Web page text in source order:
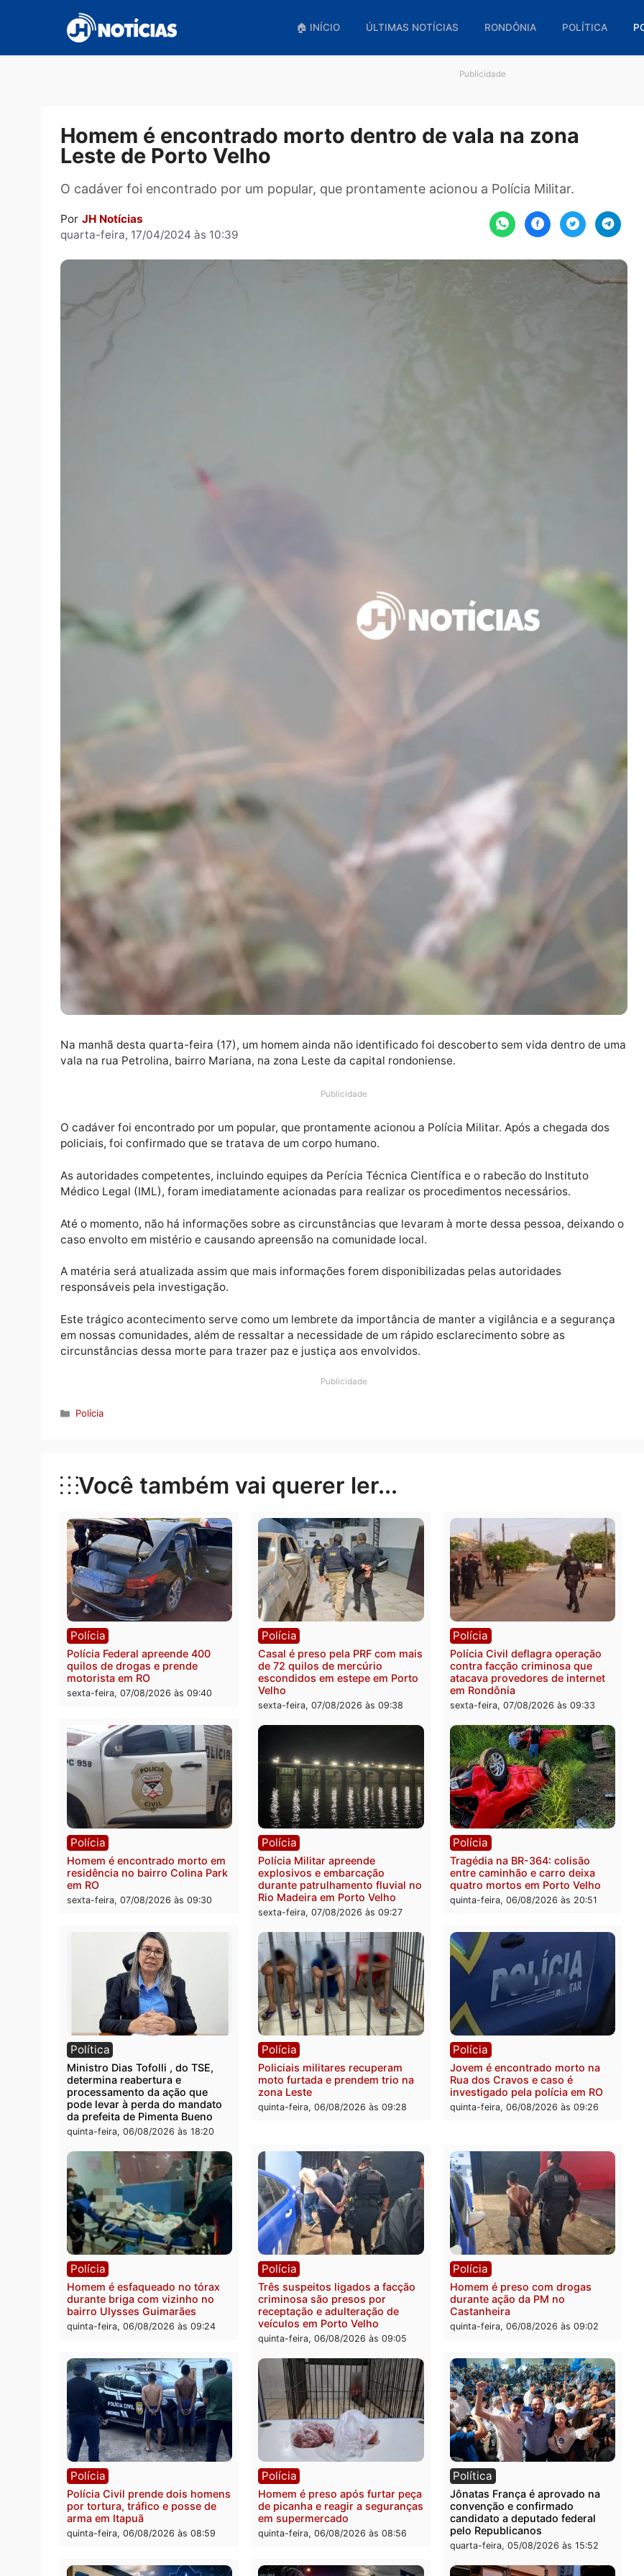
conteúdo
🏠 INÍCIO ÚLTIMAS NOTÍCIAS RONDÔNIA
Homem é encontrado morto dentro de vala na zona
Leste de Porto Velho
O cadáver foi encontrado por um popular, que prontamente acionou a Polícia Militar.
Por JH Notícias
quarta-feira, 17/04/2024 às 10:39
vala na rua Petrolina, bairro Mariana, na zona Leste da capital rondoniense.
policiais, foi confirmado que se tratava de um corpo humano.
Médico Legal (IML), foram imediatamente acionadas para realizar os procedimentos necessários.
Até o momento, não há informações sobre as circunstâncias que levaram à morte dessa pessoa,
caso envolto em mistério e causando apreensão na comunidade local.
A matéria será atualizada assim que mais informações forem disponibilizadas pelas autoridades
em nossas comunidades, além de ressaltar a necessidade de um rápido esclarecimento sobre as
circunstâncias dessa morte para trazer paz e justiça aos envolvidos.
Publicidade
Categorias
Polícia
Você também vai querer ler...
Polícia
Polícia Federal apreende 400
quilos de drogas e prende
motorista em RO
sexta-feira, 07/08/2026 às 09:40
Polícia
Casal é preso pela PRF com mais
de 72 quilos de mercúrio
escondidos em estepe em Porto
Velho
sexta-feira, 07/08/2026 às 09:38
Polícia
atacava provedores de
em Rondônia
sexta-feira, 07/08/2026 às
Polícia
Homem é encontrado morto em
residência no bairro Colina Park
em RO
sexta-feira, 07/08/2026 às 09:30
Polícia
Polícia Militar apreende
explosivos e embarcação
durante patrulhamento fluvial no
Rio Madeira em Porto Velho
Tragédia na BR-364:
entre caminhão e carro
quatro mortos em Porto
quinta-feira, 06/08/2026 às
Política
Ministro Dias Tofolli , do TSE,
determina reabertura e
processamento da ação que
quinta-feira, 06/08/2026 às 18:20
Polícia
Policiais militares recuperam
moto furtada e prendem trio na
zona Leste
quinta-feira, 06/08/2026 às 09:28
Jovem é encontrado
Rua dos Cravos e caso é
investigado pela polícia
Polícia
Homem é esfaqueado no tórax
bairro Ulysses Guimarães
Polícia
Três suspeitos ligados a facção
receptação e adulteração de
Polícia
Homem é preso com
durante ação da PM no
Castanheira